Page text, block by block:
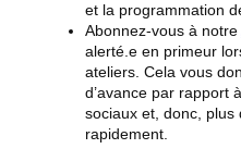
et la programmation
Abonnez-vous à notre
alerté.e en primeur
ateliers. Cela vous
d’avance par rapport
sociaux et, donc, plus
rapidement.